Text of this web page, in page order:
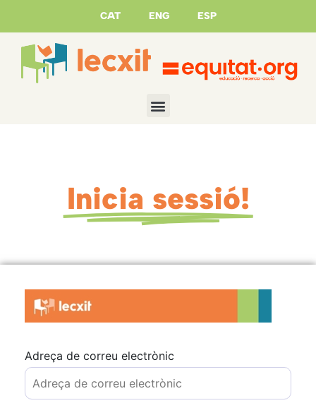
CAT ENG ESP
Inicia sessió!
Adreça de correu electrònic